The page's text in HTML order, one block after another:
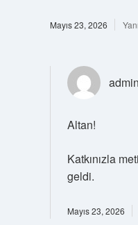
Mayıs 23, 2026
admin
Altan!
Katkınızla
geldi.
Mayıs 23, 2026